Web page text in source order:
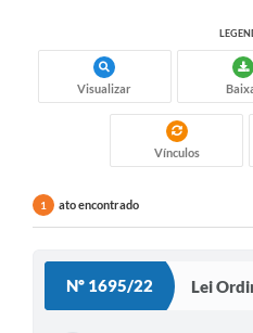
Visualizar
Vínculos
1 ato encontrado
Nº 1695/22 Lei